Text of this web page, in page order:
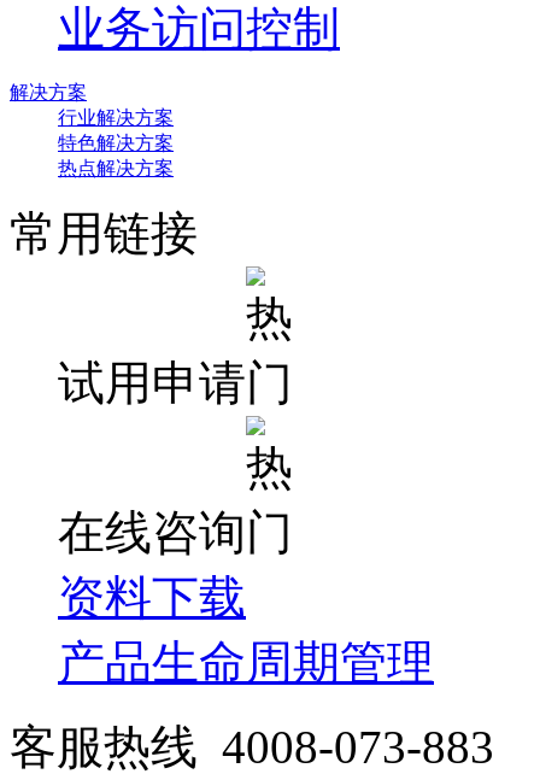
业务访问控制
解决方案
行业解决方案
特色解决方案
热点解决方案
常用链接
试用申请
在线咨询
资料下载
产品生命周期管理
客服热线 4008-073-883